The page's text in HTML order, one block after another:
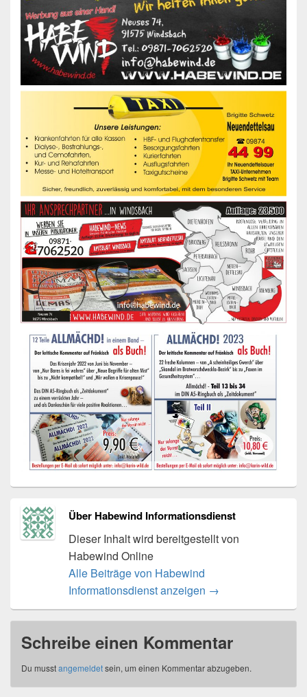
Über Habewind Informationsdienst
Dieser Inhalt wird bereitgestellt von
Habewind Online
Alle Beiträge von Habewind
Informationsdienst anzeigen →
Schreibe einen Kommentar
Du musstangemeldetsein, um einen Kommentar abzugeben.